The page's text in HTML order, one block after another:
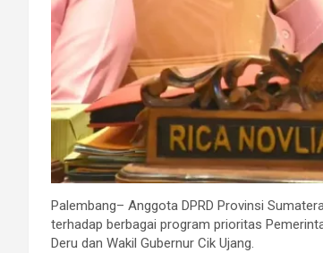
Palembang– Anggota DPRD Provinsi
terhadap berbagai program prioritas
Deru dan Wakil Gubernur Cik Ujang.